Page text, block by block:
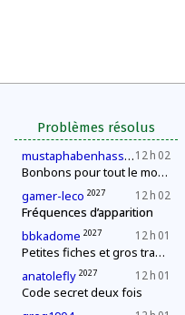
Problèmes résolus
12 h 02
mustaphabenhassen 2027
Bonbons pour tout le monde !
12 h 02
gamer-leco 2027
Fréquences d’apparition
12 h 01
bbkadome 2027
Petites fiches et gros travail
12 h 01
anatolefly 2027
Code secret deux fois